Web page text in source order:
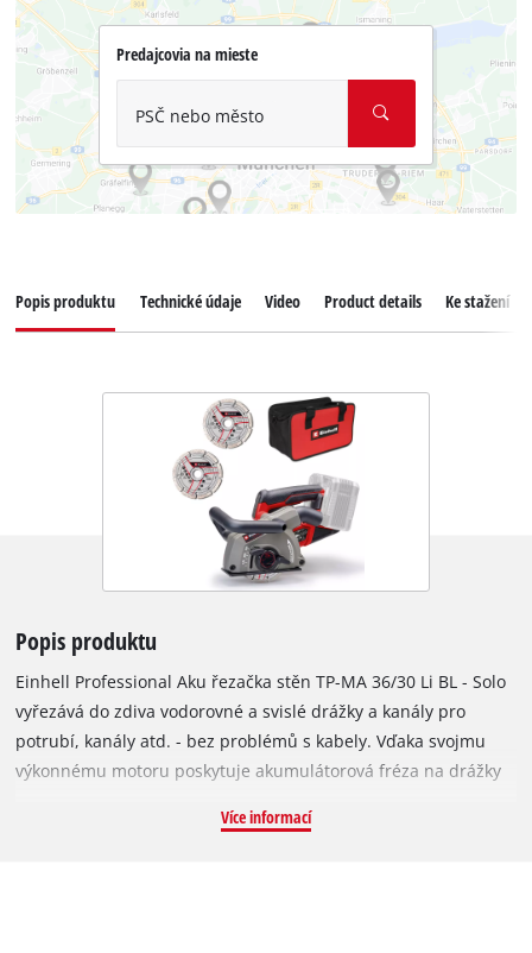
Predajcovia na mieste
PSČ nebo město
Popis produktu Technické údaje Video Product details Ke stažení
Popis produktu
Einhell Professional Aku řezačka stěn TP-MA 36/30 Li BL - Solo
vyřezává do zdiva vodorovné a svislé drážky a kanály pro
potrubí, kanály atd. - bez problémů s kabely. Vďaka svojmu
výkonnému motoru poskytuje akumulátorová fréza na drážky
výkonom 1 500 W. Tato řezačka stěn je součástí výkonné
Více informací